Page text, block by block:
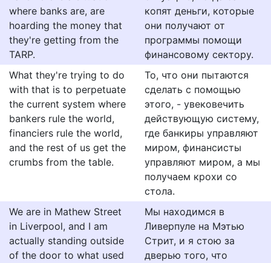
where banks are, are
hoarding the money that
they're getting from the
TARP.
копят деньги, которые
они получают от
программы помощи
финансовому сектору.
What they're trying to do
with that is to perpetuate
the current system where
bankers rule the world,
financiers rule the world,
and the rest of us get the
crumbs from the table.
То, что они пытаются
сделать с помощью
этого, - увековечить
действующую систему,
где банкиры управляют
миром, финансисты
управляют миром, а мы
получаем крохи со
стола.
We are in Mathew Street
in Liverpool, and I am
actually standing outside
of the door to what used
Мы находимся в
Ливерпуле на Мэтью
Стрит, и я стою за
дверью того, что